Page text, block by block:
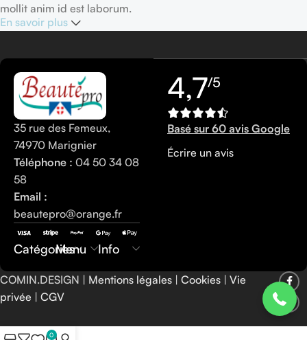
mollit anim id est laborum.
En savoir plus
35 rue des Femeux,
74970 Marignier
Téléphone : 04 50 34 08
58
Email :
beautepro@orange.fr
Catégories
Menu Info
4,7/5
Basé sur 60 avis Google
Écrire un avis
COMIN.DESIGN | Mentions légales | Cookies | Vie
privée | CGV
0